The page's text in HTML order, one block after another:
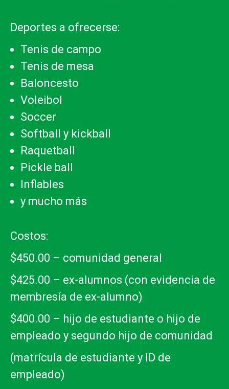
Deportes a ofrecerse:
Tenis de campo
Tenis de mesa
Baloncesto
Voleibol
Soccer
Softball y kickball
Raquetball
Pickle ball
Inflables
y mucho más
Costos:
$450.00 – comunidad general
$425.00 – ex-alumnos (con evidencia de
membresía de ex-alumno)
$400.00 – hijo de estudiante o hijo de
empleado y segundo hijo de comunidad
(matrícula de estudiante y ID de
empleado)